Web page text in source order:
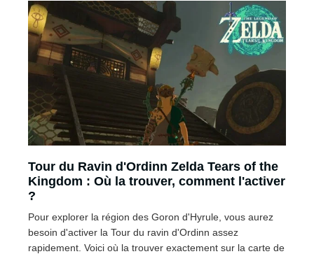
Tour du Ravin d'Ordinn Zelda Tears of the
Kingdom : Où la trouver, comment l'activer
?
Pour explorer la région des Goron d'Hyrule, vous aurez
besoin d'activer la Tour du ravin d'Ordinn assez
rapidement. Voici où la trouver exactement sur la carte de